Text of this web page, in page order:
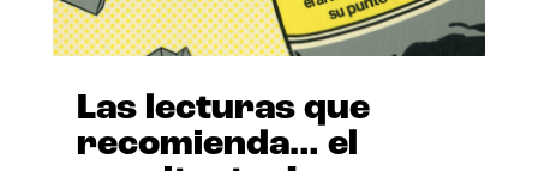
Las lecturas que
recomienda… el